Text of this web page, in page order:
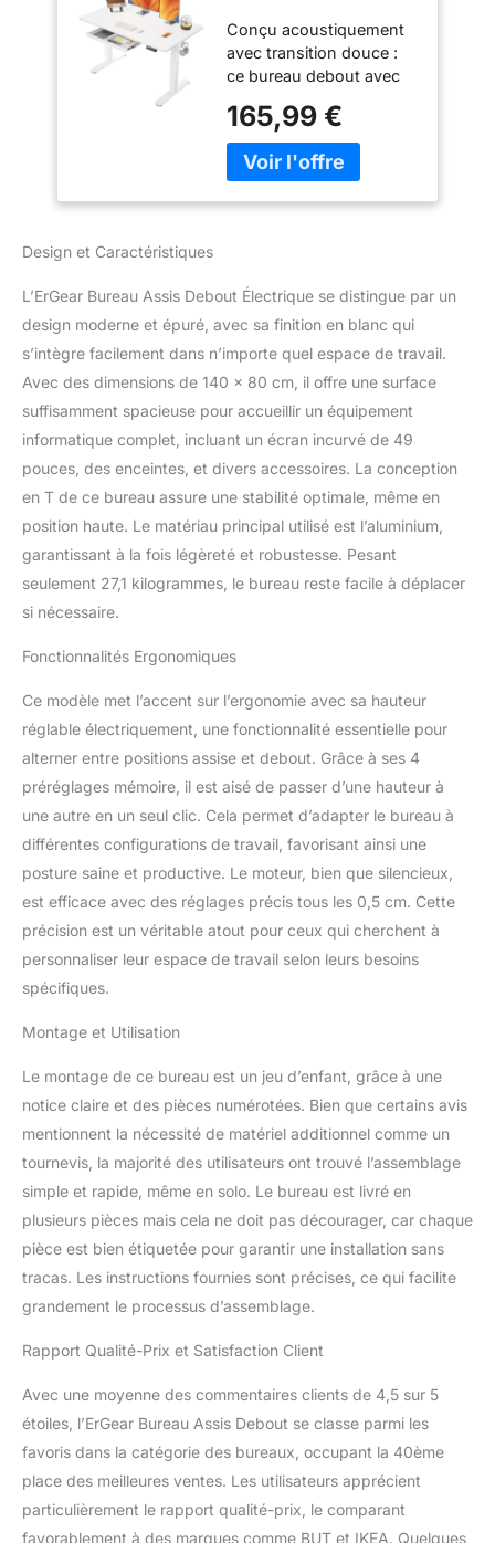
140x80cm,
Blanc+tiroir
Conçu acoustiquement
avec transition douce :
ce bureau debout avec
permet de passer
facilement du siège à la
position debout, grâce à
expérience, il assure des
transitions fluides et
silencieuses pendant
que vous travaillez. La
hauteur réglable varie de
71 cm à 115 cm et
s’adapte parfaitement
aux exigences
individuelles. 【Système
de tiroirs supérieur】
Contrairement aux
alternatives en tissu
ternes, ce bureau avec
tiroirs dispose d’un tiroir
fluide. Le plus petit tiroir
ce bureau assis-debout
est parfait pour ranger le
papier et les fournitures
normes internationales,
tandis que les plus
grands tiroirs (bureau
140 x 80 cm ou bureau
160 x 80 cm) peuvent
accueillir un ordinateur
portable. Conçu pour
durer : ce bureau fiable et
design de pieds en forme
de T qui offre plus de
stabilité que les pieds
traditionnels en forme de
C. Son cadre robuste
peut supporter jusqu'à
80 kg pour contenir
ordinateurs portables et
accessoires de bureau.
Testé pour 50 000 cycles
réglable en hauteur
fonctionnement fluide,
constant et fiable au
quotidien. Contrôle par
bouton - Profitez d'un
contrôle sans effort avec
le panneau LED
165,99 €
Design et Caractéristiques
L’ErGear Bureau Assis Debout Électrique se distingue par un
design moderne et épuré, avec sa finition en blanc qui
s’intègre facilement dans n’importe quel espace de travail.
Avec des dimensions de 140 x 80 cm, il offre une surface
suffisamment spacieuse pour accueillir un équipement
informatique complet, incluant un écran incurvé de 49
pouces, des enceintes, et divers accessoires. La conception
en T de ce bureau assure une stabilité optimale, même en
position haute. Le matériau principal utilisé est l’aluminium,
garantissant à la fois légèreté et robustesse. Pesant
seulement 27,1 kilogrammes, le bureau reste facile à déplacer
si nécessaire.
Fonctionnalités Ergonomiques
Ce modèle met l’accent sur l’ergonomie avec sa hauteur
réglable électriquement, une fonctionnalité essentielle pour
alterner entre positions assise et debout. Grâce à ses 4
préréglages mémoire, il est aisé de passer d’une hauteur à
une autre en un seul clic. Cela permet d’adapter le bureau à
différentes configurations de travail, favorisant ainsi une
posture saine et productive. Le moteur, bien que silencieux,
est efficace avec des réglages précis tous les 0,5 cm. Cette
précision est un véritable atout pour ceux qui cherchent à
personnaliser leur espace de travail selon leurs besoins
spécifiques.
Montage et Utilisation
Le montage de ce bureau est un jeu d’enfant, grâce à une
notice claire et des pièces numérotées. Bien que certains avis
mentionnent la nécessité de matériel additionnel comme un
tournevis, la majorité des utilisateurs ont trouvé l’assemblage
simple et rapide, même en solo. Le bureau est livré en
plusieurs pièces mais cela ne doit pas décourager, car chaque
pièce est bien étiquetée pour garantir une installation sans
tracas. Les instructions fournies sont précises, ce qui facilite
grandement le processus d’assemblage.
Rapport Qualité-Prix et Satisfaction Client
Avec une moyenne des commentaires clients de 4,5 sur 5
étoiles, l’ErGear Bureau Assis Debout se classe parmi les
favoris dans la catégorie des bureaux, occupant la 40ème
place des meilleures ventes. Les utilisateurs apprécient
particulièrement le rapport qualité-prix, le comparant
favorablement à des marques comme BUT et IKEA. Quelques